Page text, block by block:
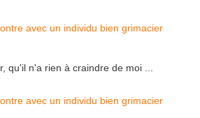
qu'il n'a rien à craindre de moi ...